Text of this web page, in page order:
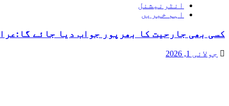
انٹرنیشنل
اہم خبریں
کسی بھی جارحیت کا بھرپور جواب دیا جائے
جولائی 1, 2026